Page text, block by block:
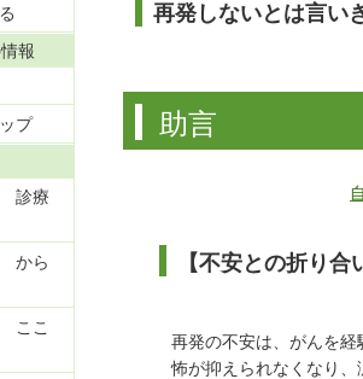
再発しないとは言い
助言
【不安との折り合
再発の不安は、がんを
怖が抑えられなくなり
報
プ
診療
から
ここ